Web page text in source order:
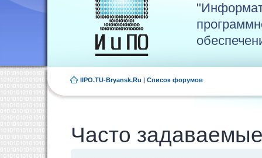
IIPO.TU-Bryansk.Ru | Список форумов
Часто